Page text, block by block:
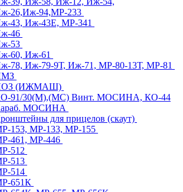
26,Иж-94,МР-233
43, Иж-43Е, МР-341
46
53
60, Иж-61
78, Иж-79-9Т, Иж-71, МР-80-13Т, МР-81
(ИЖМАШ)
91/30(М),(МС) Винт. МОСИНА, КО-44
МОСИНА
для прицелов (скаут)
153, МР-133, МР-155
461, МР-446
512
513
514
651К